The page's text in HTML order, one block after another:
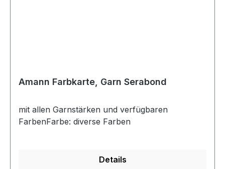
Amann Farbkarte, Garn Serabond
mit allen Garnstärken und verfügbaren
FarbenFarbe: diverse Farben
Details